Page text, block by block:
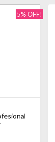
5% OFF!